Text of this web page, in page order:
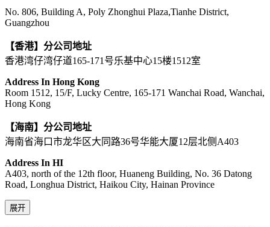
No. 806, Building A, Poly Zhonghui Plaza,Tianhe District,
Guangzhou
【香港】分公司地址
香港湾仔湾仔道165-171号乐基中心15楼1512室
Address In Hong Kong
Room 1512, 15/F, Lucky Centre, 165-171 Wanchai Road, Wanchai,
Hong Kong
【海南】分公司地址
海南省海口市龙华区大同路36号华能大厦12层北侧A403
Address In HI
A403, north of the 12th floor, Huaneng Building, No. 36 Datong
Road, Longhua District, Haikou City, Hainan Province
展开